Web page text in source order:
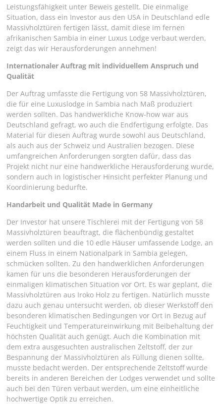
Leistungsfähigkeit unter Beweis gestellt. Die einmalige
Situation, dass ein Investor aus den USA in Deutschland edle
Massivholztüren fertigen lässt, damit diese im fernen
afrikanischen Sambia in einer Luxus Lodge verbaut werden,
zeigt das wir Herausforderungen annehmen!
Internationaler Auftrag mit individuellem Anspruch und
Qualität
Der Auftrag umfasste die Fertigung von 58 Massivholztüren,
die für eine Luxuslodge in Sambia nach Maß produziert
werden sollten. Das handwerkliche Know-how war aus
Deutschland gefragt, wo auch die Endfertigung erfolgte. Das
Material für diesen Auftrag wurde sowohl aus Deutschland,
als auch aus der Schweiz und Australien bezogen. Diese
umfangreichen Anforderungen sorgten dafür, dass das
Projekt nicht nur eine handwerkliche Herausforderung wurde,
sondern auch in logistischer Hinsicht perfekter Planung und
Koordinierung bedurfte.
Handarbeit und Qualität Made in Germany
Der Investor hat unsere Tischlerei mit der Fertigung von 58
Massivholztüren beauftragt, die flächenbündig gestaltet
werden sollten und die 10 edle Häuser umfassende Lodge, an
einem Fluss in einem Nationalpark in Sambia gelegen,
schmücken sollten. Zu den handwerklichen Anforderungen
kamen für uns die besonderen Herausforderungen der
einmaligen klimatischen Situation vor Ort. Es war geplant, die
Massivholztüren aus Iroko Holz zu fertigen. Natürlich musste
dazu auch genau untersucht werden, ob dieser Werkstoff den
besonderen klimatischen Bedingungen vor Ort in Bezug auf
Feuchtigkeit und Temperatureinwirkung mit Beibehaltung der
höchsten Qualität auch genügt. Auch die Kombination mit
dem extra ausgesuchten australischen Zeltstoff, der zur
Bespannung der Massivholztüren als Füllung dienen sollte,
musste bedacht werden. Der entsprechende Zeltstoff wurde
bereits in anderen Bereichen der Lodges verwendet und sollte
auch bei den Türen verbaut werden, um eine einheitliche
hochwertige Optik zu erreichen.